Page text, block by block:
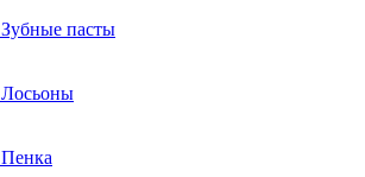
Зубные пасты
Лосьоны
Пенка